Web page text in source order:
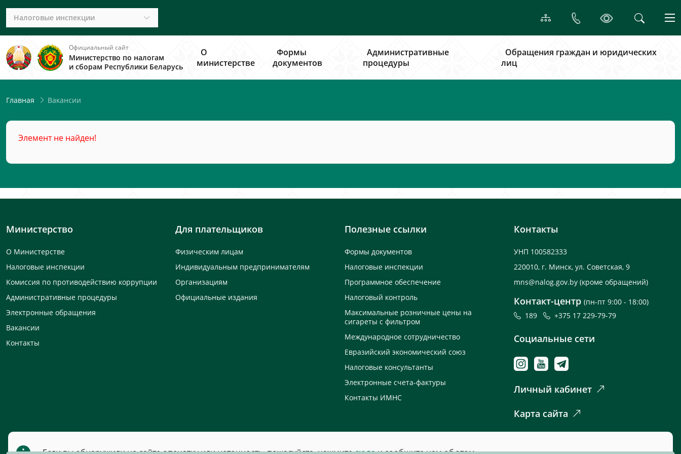
Налоговые инспекции
Официальный сайт
Министерство по налогам
и сборам Республики Беларусь
О
министерстве
Формы
документов
Административные
процедуры
Обращения граждан и юридических
лиц
Главная Вакансии
Элемент не найден!
Министерство
О Министерстве
Налоговые инспекции
Комиссия по противодействию коррупции
Административные процедуры
Электронные обращения
Вакансии
Контакты
Для плательщиков
Физическим лицам
Индивидуальным предпринимателям
Организациям
Официальные издания
Полезные ссылки
Формы документов
Налоговые инспекции
Программное обеспечение
Налоговый контроль
Максимальные розничные цены на
сигареты с фильтром
Международное сотрудничество
Евразийский экономический союз
Налоговые консультанты
Электронные счета-фактуры
Контакты ИМНС
Контакты
УНП 100582333
220010, г. Минск, ул. Советская, 9
mns@nalog.gov.by (кроме обращений)
Контакт-центр (пн-пт 9:00 - 18:00)
189
+375 17 229-79-79
Социальные сети
Личный кабинет
Карта сайта